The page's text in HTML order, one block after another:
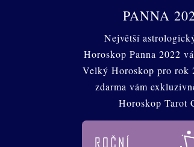
PANNA
Největší
Horoskop Panna 2022
Velký Horoskop pro rok
zdarma vám
Horoskop Tarot